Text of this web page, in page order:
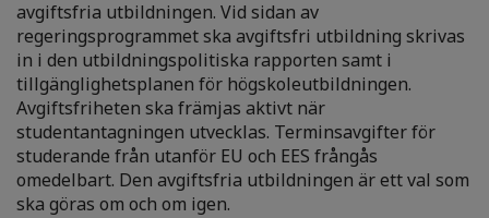
avgiftsfria utbildningen. Vid sidan av
regeringsprogrammet ska avgiftsfri utbildning skrivas
in i den utbildningspolitiska rapporten samt i
tillgänglighetsplanen för högskoleutbildningen.
Avgiftsfriheten ska främjas aktivt när
studentantagningen utvecklas. Terminsavgifter för
studerande från utanför EU och EES frångås
omedelbart. Den avgiftsfria utbildningen är ett val som
ska göras om och om igen.